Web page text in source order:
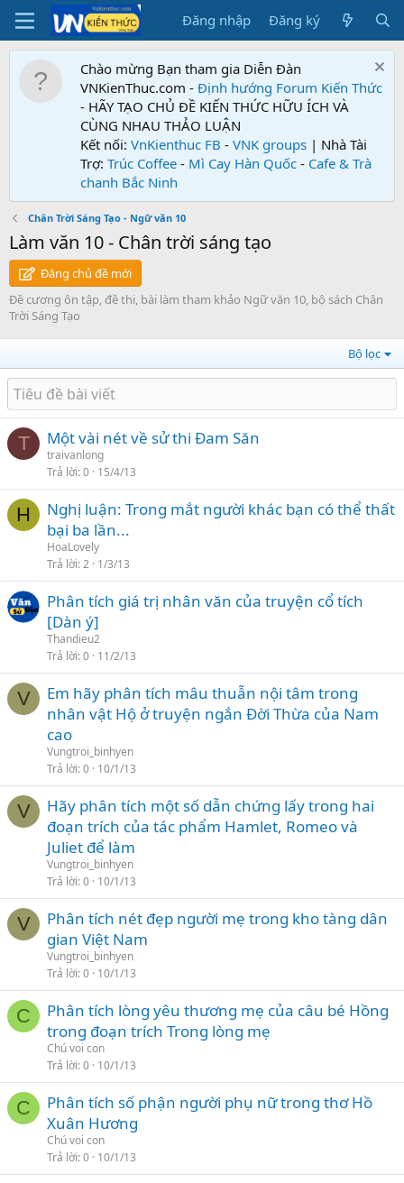
Đăng nhập Đăng ký
Chào mừng Bạn tham gia Diễn Đàn
VNKienThuc.com - Định hướng Forum Kiến Thức
- HÃY TẠO CHỦ ĐỀ KIẾN THỨC HỮU ÍCH VÀ
CÙNG NHAU THẢO LUẬN
Kết nối: VnKienthuc FB - VNK groups | Nhà Tài
Trợ: Trúc Coffee - Mì Cay Hàn Quốc - Cafe & Trà
chanh Bắc Ninh
Chân Trời Sáng Tạo - Ngữ văn 10
Làm văn 10 - Chân trời sáng tạo
Đăng chủ đề mới
Đề cương ôn tập, đề thi, bài làm tham khảo Ngữ văn 10, bộ sách Chân
Trời Sáng Tạo
Bộ lọc
T Một vài nét về sử thi Đam Săn
traivanlong
Trả lời 0 15/4/13
H
Nghị luận: Trong mắt người khác bạn có thể thất
bại ba lần...
HoaLovely
Trả lời 2 1/3/13
Phân tích giá trị nhân văn của truyện cổ tích
[Dàn ý]
Thandieu2
Trả lời 0 11/2/13
V
Em hãy phân tích mâu thuẫn nội tâm trong
nhân vật Hộ ở truyện ngắn Đời Thừa của Nam
cao
Vungtroi_binhyen
Trả lời 0 10/1/13
V
Hãy phân tích một số dẫn chứng lấy trong hai
đoạn trích của tác phẩm Hamlet, Romeo và
Juliet để làm
Vungtroi_binhyen
Trả lời 0 10/1/13
V
Phân tích nét đẹp người mẹ trong kho tàng dân
gian Việt Nam
Vungtroi_binhyen
Trả lời 0 10/1/13
C
Phân tích lòng yêu thương mẹ của câu bé Hồng
trong đoạn trích Trong lòng mẹ
Chú voi con
Trả lời 0 10/1/13
C
Phân tích số phận người phụ nữ trong thơ Hồ
Xuân Hương
Chú voi con
Trả lời 0 10/1/13